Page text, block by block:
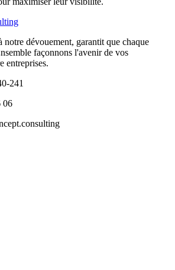
notre dévouement, garantit que chaque
façonnons l'avenir de vos
entreprises.
241
06